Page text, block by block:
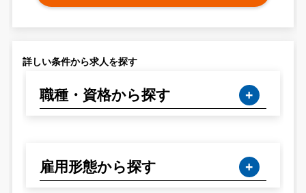
詳しい条件から求人を探す
職種・資格から探す
雇用形態から探す